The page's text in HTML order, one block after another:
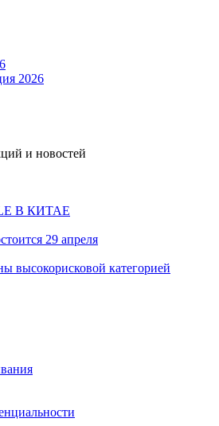
2026
и новостей
В КИТАЕ
29 апреля
высокорисковой категорией